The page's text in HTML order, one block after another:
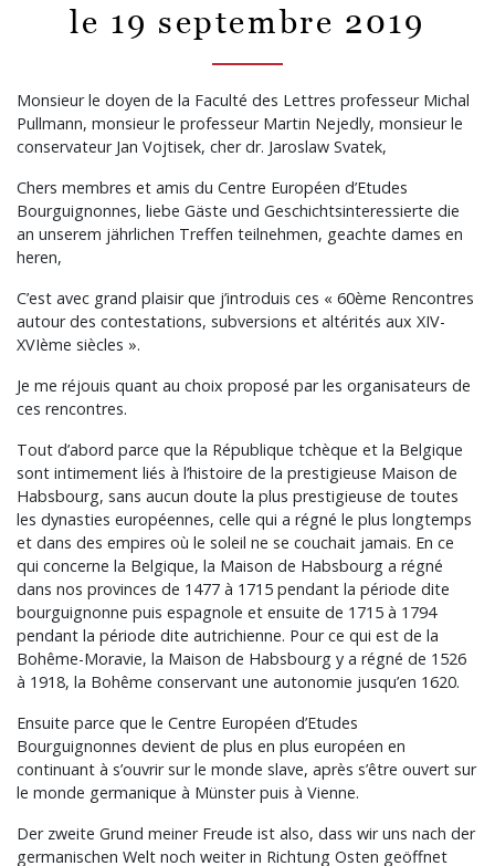
le 19 septembre 2019
Monsieur le doyen de la Faculté des Lettres professeur Michal
Pullmann, monsieur le professeur Martin Nejedly, monsieur le
conservateur Jan Vojtisek, cher dr. Jaroslaw Svatek,
Chers membres et amis du Centre Européen d’Etudes
Bourguignonnes, liebe Gäste und Geschichtsinteressierte die
an unserem jährlichen Treffen teilnehmen, geachte dames en
heren,
C’est avec grand plaisir que j’introduis ces « 60ème Rencontres
autour des contestations, subversions et altérités aux XIV-
XVIème siècles ».
Je me réjouis quant au choix proposé par les organisateurs de
ces rencontres.
Tout d’abord parce que la République tchèque et la Belgique
sont intimement liés à l’histoire de la prestigieuse Maison de
Habsbourg, sans aucun doute la plus prestigieuse de toutes
les dynasties européennes, celle qui a régné le plus longtemps
et dans des empires où le soleil ne se couchait jamais. En ce
qui concerne la Belgique, la Maison de Habsbourg a régné
dans nos provinces de 1477 à 1715 pendant la période dite
bourguignonne puis espagnole et ensuite de 1715 à 1794
pendant la période dite autrichienne. Pour ce qui est de la
Bohême-Moravie, la Maison de Habsbourg y a régné de 1526
à 1918, la Bohême conservant une autonomie jusqu’en 1620.
Ensuite parce que le Centre Européen d’Etudes
Bourguignonnes devient de plus en plus européen en
continuant à s’ouvrir sur le monde slave, après s’être ouvert sur
le monde germanique à Münster puis à Vienne.
Der zweite Grund meiner Freude ist also, dass wir uns nach der
germanischen Welt noch weiter in Richtung Osten geöffnet